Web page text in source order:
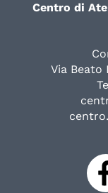
Centro di
Via Beato